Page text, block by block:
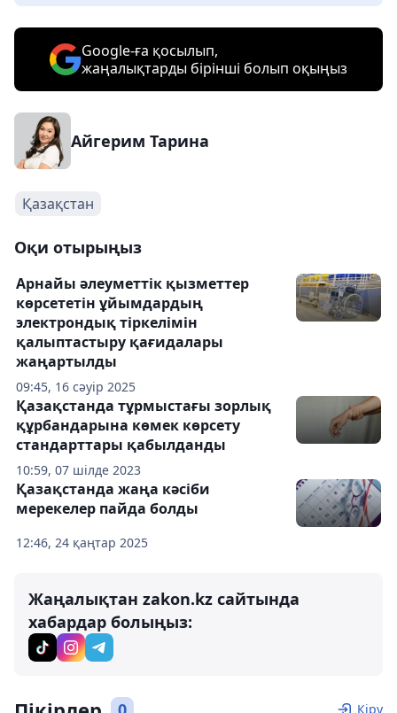
Google-ға қосылып,
жаңалықтарды бірінші болып оқыңыз
Айгерим Тарина
Қазақстан
Оқи отырыңыз
09:45, 16 сәуір 2025
Арнайы әлеуметтік қызметтер
көрсететін ұйымдардың
электрондық тіркелімін
қалыптастыру қағидалары
жаңартылды
10:59, 07 шілде 2023
Қазақстанда тұрмыстағы зорлық
құрбандарына көмек көрсету
стандарттары қабылданды
12:46, 24 қаңтар 2025
Қазақстанда жаңа кәсіби
мерекелер пайда болды
Жаңалықтан zakon.kz сайтында
хабардар болыңыз:
Кіру